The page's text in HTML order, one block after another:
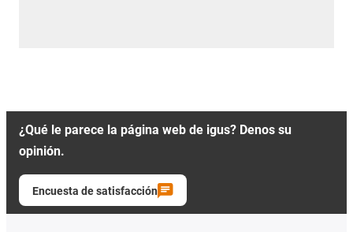
¿Qué le parece la página web de igus? Denos su
opinión.
Encuesta de satisfacción